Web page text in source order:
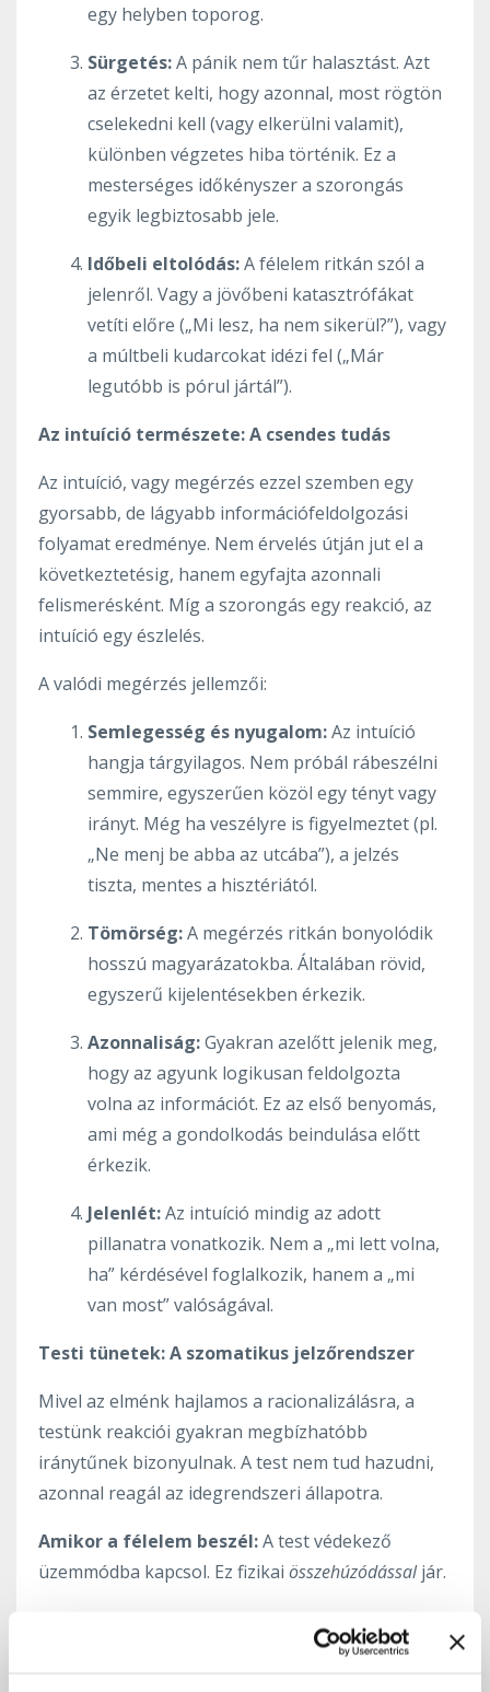
egy helyben toporog.
Sürgetés:A pánik nem tűr halasztást. Azt
az érzetet kelti, hogy azonnal, most rögtön
cselekedni kell (vagy elkerülni valamit),
különben végzetes hiba történik. Ez a
mesterséges időkényszer a szorongás
egyik legbiztosabb jele.
Időbeli eltolódás:A félelem ritkán szól a
jelenről. Vagy a jövőbeni katasztrófákat
vetíti előre („Mi lesz, ha nem sikerül?”), vagy
a múltbeli kudarcokat idézi fel („Már
legutóbb is pórul jártál”).
Az intuíció természete: A csendes tudás
Az intuíció, vagy megérzés ezzel szemben egy
gyorsabb, de lágyabb információfeldolgozási
folyamat eredménye. Nem érvelés útján jut el a
következtetésig, hanem egyfajta azonnali
felismerésként. Míg a szorongás egy reakció, az
intuíció egy észlelés.
A valódi megérzés jellemzői:
Semlegesség és nyugalom:Az intuíció
hangja tárgyilagos. Nem próbál rábeszélni
semmire, egyszerűen közöl egy tényt vagy
irányt. Még ha veszélyre is figyelmeztet (pl.
„Ne menj be abba az utcába”), a jelzés
tiszta, mentes a hisztériától.
Tömörség:A megérzés ritkán bonyolódik
hosszú magyarázatokba. Általában rövid,
egyszerű kijelentésekben érkezik.
Azonnaliság:Gyakran azelőtt jelenik meg,
hogy az agyunk logikusan feldolgozta
volna az információt. Ez az első benyomás,
ami még a gondolkodás beindulása előtt
érkezik.
Jelenlét:Az intuíció mindig az adott
pillanatra vonatkozik. Nem a „mi lett volna,
ha” kérdésével foglalkozik, hanem a „mi
van most” valóságával.
Testi tünetek: A szomatikus jelzőrendszer
Mivel az elménk hajlamos a racionalizálásra, a
testünk reakciói gyakran megbízhatóbb
iránytűnek bizonyulnak. A test nem tud hazudni,
azonnal reagál az idegrendszeri állapotra.
Amikor a félelem beszél:A test védekező
üzemmódba kapcsol. Ez fizikai összehúzódássaljár.